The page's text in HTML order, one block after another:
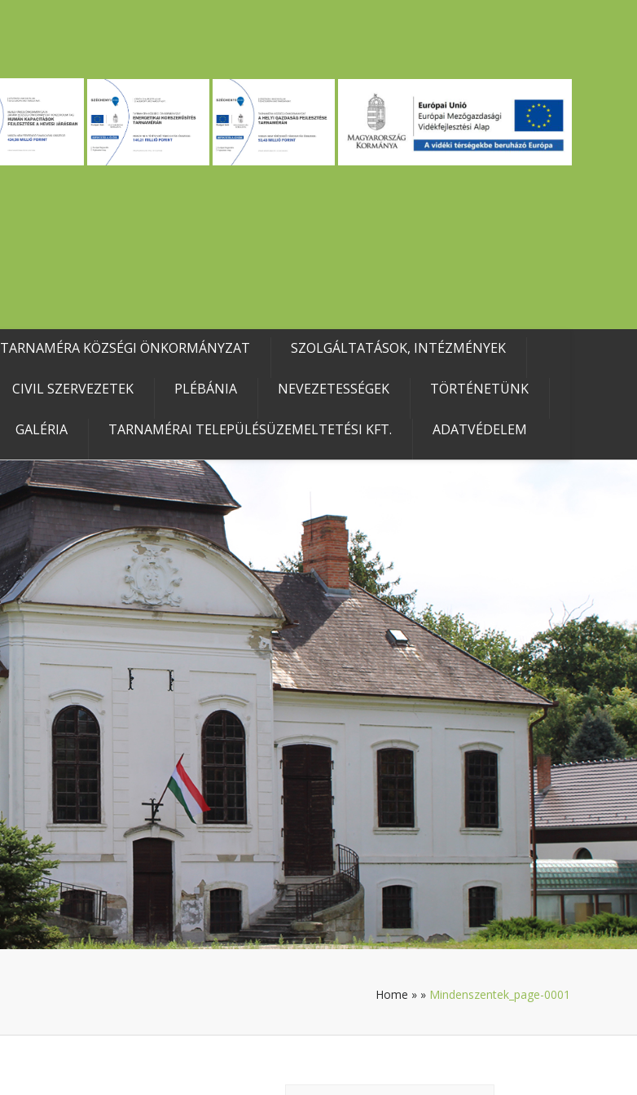
TARNAMÉRA KÖZSÉGI ÖNKORMÁNYZAT SZOLGÁLTATÁSOK, INTÉZMÉNYEK
CIVIL SZERVEZETEK PLÉBÁNIA NEVEZETESSÉGEK TÖRTÉNETÜNK
GALÉRIA TARNAMÉRAI TELEPÜLÉSÜZEMELTETÉSI KFT. ADATVÉDELEM
Home » » Mindenszentek_page-0001